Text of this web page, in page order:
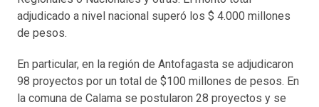
adjudicado a nivel nacional superó los $ 4.000 millones
de pesos.
En particular, en la región de Antofagasta se adjudicaron
98 proyectos por un total de $100 millones de pesos. En
la comuna de Calama se postularon 28 proyectos y se